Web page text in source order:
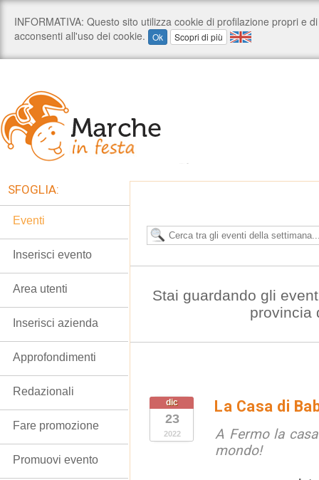
Stai guardando gli
provincia
dic
23
2022
La Casa di
A Fermo la
mondo!
SFOGLIA:
Eventi
Inserisci evento
Area utenti
Inserisci azienda
Approfondimenti
Redazionali
Fare promozione
Promuovi evento